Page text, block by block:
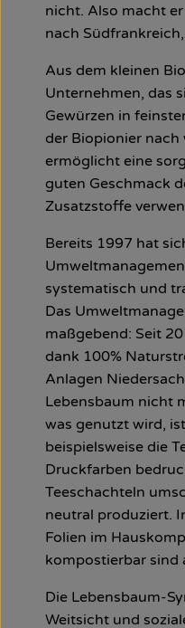
nicht. Also macht
nach
Aus dem kleinen
Unternehmen, das
Gewürzen in
der Biopionier nach
ermöglicht eine
guten Geschmack
Zusatzstoffe
Bereits 1997 hat
systematisch und
Das
maßgebend: Seit
dank 100%
Anlagen
Lebensbaum nicht
was genutzt wird,
beispielsweise die
Druckfarben
Teeschachteln
neutral produziert.
Folien im
kompostierbar sind
Die Lebensbaum-
Weitsicht und